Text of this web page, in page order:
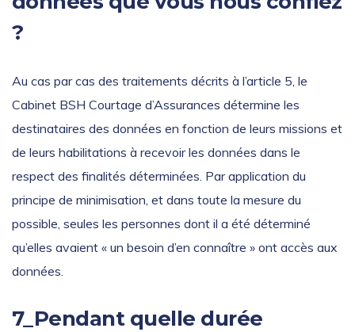
?
Au cas par cas des traitements décrits à l’article 5, le
Cabinet BSH Courtage d’Assurances détermine les
destinataires des données en fonction de leurs missions et
de leurs habilitations à recevoir les données dans le
respect des finalités déterminées. Par application du
principe de minimisation, et dans toute la mesure du
possible, seules les personnes dont il a été déterminé
qu’elles avaient « un besoin d’en connaître » ont accès aux
données.
7_Pendant quelle durée